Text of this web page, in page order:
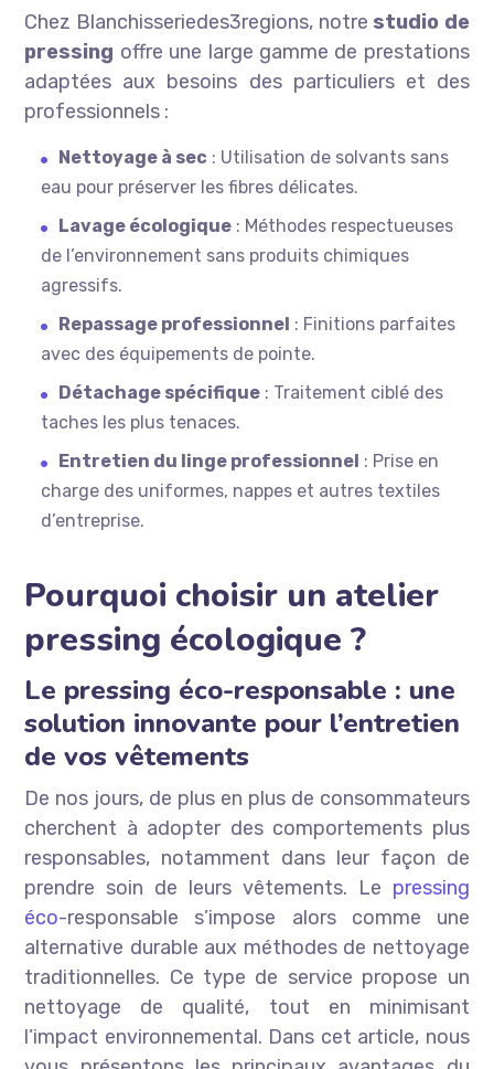
Chez Blanchisseriedes3regions, notre studio de
pressing offre une large gamme de prestations
adaptées aux besoins des particuliers et des
professionnels :
Nettoyage à sec : Utilisation de solvants sans
eau pour préserver les fibres délicates.
Lavage écologique : Méthodes respectueuses
de l’environnement sans produits chimiques
agressifs.
Repassage professionnel : Finitions parfaites
avec des équipements de pointe.
Détachage spécifique : Traitement ciblé des
taches les plus tenaces.
Entretien du linge professionnel : Prise en
charge des uniformes, nappes et autres textiles
d’entreprise.
Pourquoi choisir un atelier
pressing écologique ?
Le pressing éco-responsable : une
solution innovante pour l’entretien
de vos vêtements
De nos jours, de plus en plus de consommateurs
cherchent à adopter des comportements plus
responsables, notamment dans leur façon de
prendre soin de leurs vêtements. Le pressing
éco-responsable s’impose alors comme une
alternative durable aux méthodes de nettoyage
traditionnelles. Ce type de service propose un
nettoyage de qualité, tout en minimisant
l’impact environnemental. Dans cet article, nous